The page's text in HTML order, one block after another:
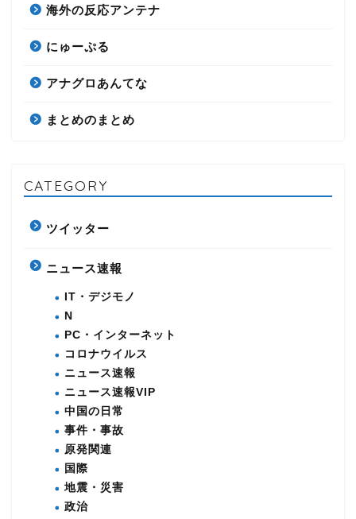
海外の反応アンテナ
にゅーぷる
アナグロあんてな
まとめのまとめ
CATEGORY
ツイッター
ニュース速報
IT・デジモノ
N
PC・インターネット
コロナウイルス
ニュース速報
ニュース速報VIP
中国の日常
事件・事故
原発関連
国際
地震・災害
政治